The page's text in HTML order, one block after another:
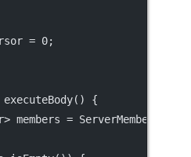
= 0;
{
> members =